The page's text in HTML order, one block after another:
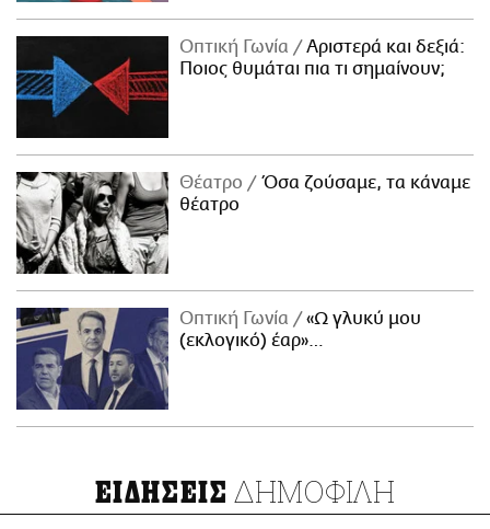
Οπτική Γωνία
Αριστερά και δεξιά:
Ποιος θυμάται πια τι σημαίνουν;
Θέατρο
Όσα ζούσαμε, τα κάναμε
θέατρο
Οπτική Γωνία
«Ω γλυκύ μου
(εκλογικό) έαρ»…
ΕΙΔΗΣΕΙΣ ΔΗΜΟΦΙΛΗ